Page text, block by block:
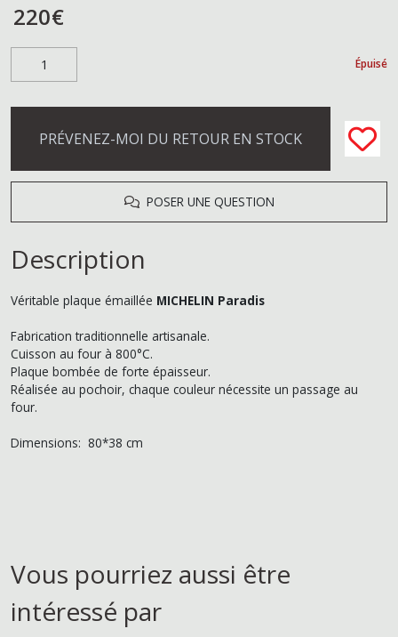
220€
Épuisé
PRÉVENEZ-MOI DU RETOUR EN STOCK
POSER UNE QUESTION
Description
Véritable plaque émaillée MICHELIN Paradis
Fabrication traditionnelle artisanale.
Cuisson au four à 800°C.
Plaque bombée de forte épaisseur.
Réalisée au pochoir, chaque couleur nécessite un passage au
four.
Dimensions: 80*38 cm
Vous pourriez aussi être
intéressé par